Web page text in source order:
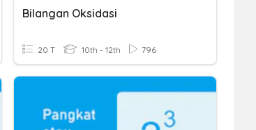
Bilangan Oksidasi
20 T 10th - 12th 796